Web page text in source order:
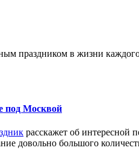
праздником в жизни
под Москвой
расскажет об интересной
довольно большого